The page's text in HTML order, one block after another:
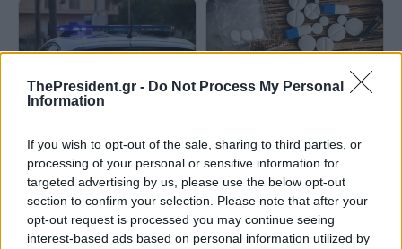
ThePresident.gr - Do Not Process My Personal
Information
If you wish to opt-out of the sale, sharing to third parties, or
processing of your personal or sensitive information for
targeted advertising by us, please use the below opt-out
section to confirm your selection. Please note that after your
opt-out request is processed you may continue seeing
interest-based ads based on personal information utilized by
διακινούσε ναρκωτικά στην
Αττική - Τρεις συλλήψεις
κυρίως στην ευρύτερη περιοχή
της Αττικής